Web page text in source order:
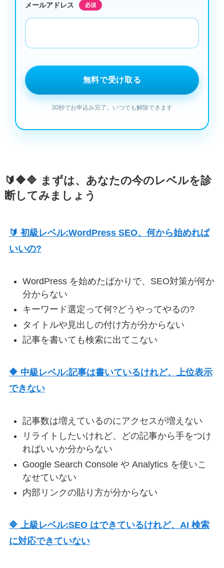
メールアドレス 必須
🔰🔶🔷 まずは、あなたの今のレベルを診
断してみましょう
🔰 初級レベル:WordPress SEO、何から始めれば
いいの?
WordPress を始めたばかりで、SEO対策が何か
分からない
キーワード選定って何?どうやってやるの?
タイトルや見出しの付け方が分からない
記事を書いても検索に出てこない
🔶 中級レベル:記事は書いているけれど、上位表示
できない
記事数は増えているのにアクセスが増えない
リライトしたいけれど、どの記事から手をつけ
ればいいか分からない
Google Search Console や Analytics を使いこ
なせていない
内部リンクの貼り方が分からない
🔷 上級レベル:SEO はできているけれど、AI 検索
に対応できていない